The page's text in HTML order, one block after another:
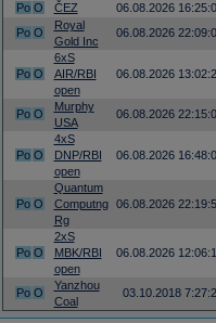
Po O ČEZ 06.08.2026
Po O
Royal
Gold Inc
06.08.2026
Po O
6xS
AIR/RBI
open
06.08.2026
Po O
Murphy
USA
06.08.2026
Po O
4xS
DNP/RBI
open
06.08.2026
Po O
Quantum
Computng
Rg
06.08.2026
Po O
2xS
MBK/RBI
open
06.08.2026
Po O
Yanzhou
Coal
03.10.2018